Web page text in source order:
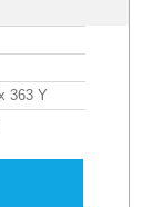
363 Y